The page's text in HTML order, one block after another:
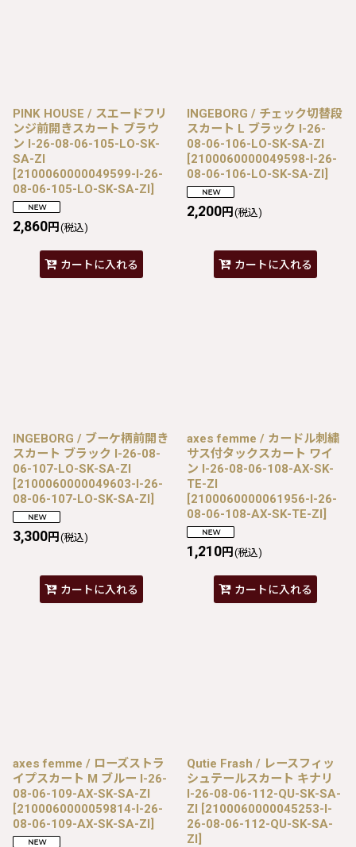
PINK HOUSE / スエードフリ
ンジ前開きスカート ブラウ
ン I-26-08-06-105-LO-SK-
SA-ZI
[2100060000049599-I-26-
08-06-105-LO-SK-SA-ZI]
2,860円 (税込)
カートに入れる
INGEBORG / チェック切替段
スカート L ブラック I-26-
08-06-106-LO-SK-SA-ZI
[2100060000049598-I-26-
08-06-106-LO-SK-SA-ZI]
2,200円 (税込)
カートに入れる
INGEBORG / ブーケ柄前開き
スカート ブラック I-26-08-
06-107-LO-SK-SA-ZI
[2100060000049603-I-26-
08-06-107-LO-SK-SA-ZI]
3,300円 (税込)
カートに入れる
axes femme / カードル刺繍
サス付タックスカート ワイ
ン I-26-08-06-108-AX-SK-
TE-ZI
[2100060000061956-I-26-
08-06-108-AX-SK-TE-ZI]
1,210円 (税込)
カートに入れる
axes femme / ローズストラ
イプスカート M ブルー I-26-
08-06-109-AX-SK-SA-ZI
[2100060000059814-I-26-
08-06-109-AX-SK-SA-ZI]
Qutie Frash / レースフィッ
シュテールスカート キナリ
I-26-08-06-112-QU-SK-SA-
ZI [2100060000045253-I-
26-08-06-112-QU-SK-SA-
ZI]